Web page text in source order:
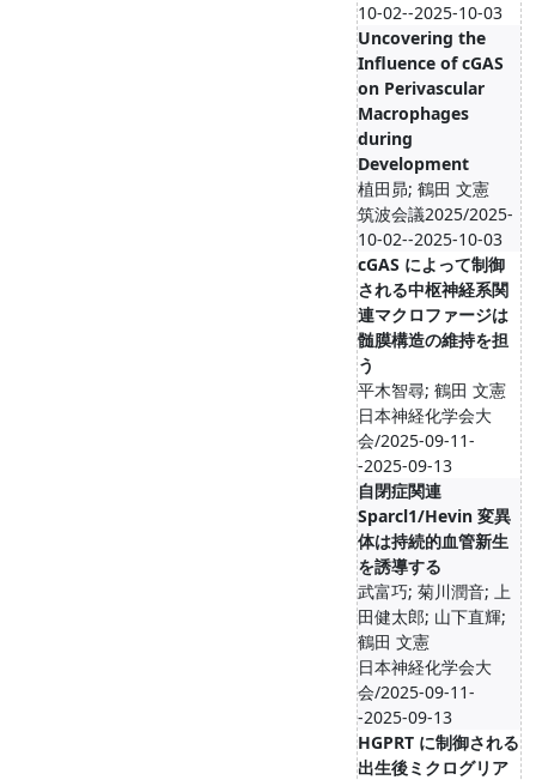
10-02--2025-10-03
Uncovering the
Influence of cGAS
on Perivascular
Macrophages
during
Development
植田昴; 鶴田 文憲
筑波会議2025/2025-
10-02--2025-10-03
cGAS によって制御
される中枢神経系関
連マクロファージは
髄膜構造の維持を担
う
平木智尋; 鶴田 文憲
日本神経化学会大
会/2025-09-11-
-2025-09-13
自閉症関連
Sparcl1/Hevin 変異
体は持続的血管新生
を誘導する
武富巧; 菊川潤音; 上
田健太郎; 山下直輝;
鶴田 文憲
日本神経化学会大
会/2025-09-11-
-2025-09-13
HGPRT に制御される
出生後ミクログリア